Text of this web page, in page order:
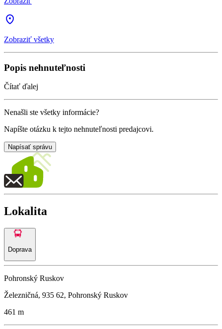
Zobraziť všetky
Popis nehnuteľnosti
Čítať ďalej
Nenašli ste všetky informácie?
Napíšte otázku k tejto nehnuteľnosti predajcovi.
Napísať správu
Lokalita
Doprava
Pohronský Ruskov
Železničná, 935 62, Pohronský Ruskov
461 m